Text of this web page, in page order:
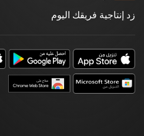
زد إنتاجية فريقك اليوم